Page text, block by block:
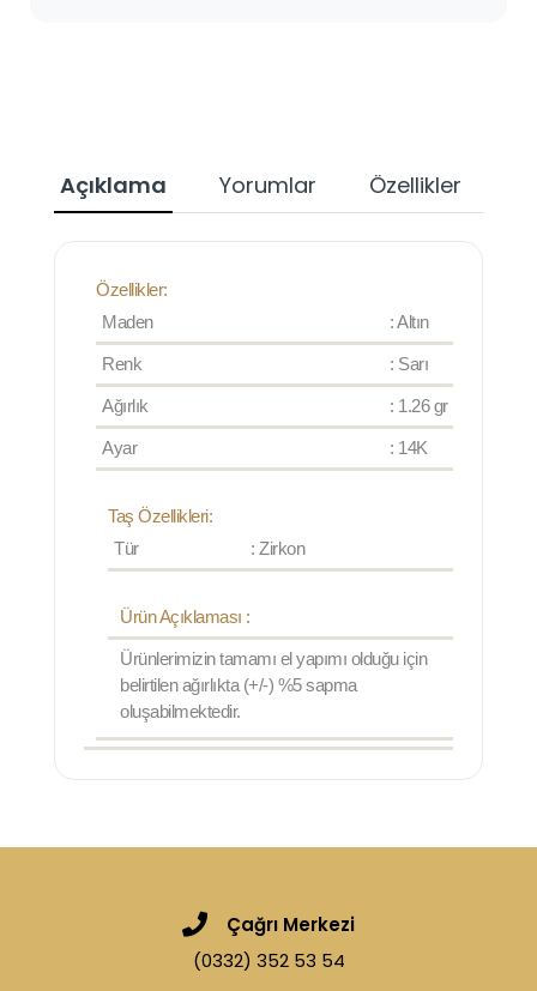
Açıklama Yorumlar Özellikler
Özellikler:
Maden
: Altın
Renk : Sarı
Ağırlık : 1.26 gr
Ayar : 14K
Taş Özellikleri:
Tür
: Zirkon
Ürün Açıklaması :
Ürünlerimizin tamamı el yapımı olduğu için
belirtilen ağırlıkta (+/-) %5 sapma
oluşabilmektedir.
Çağrı Merkezi
(0332) 352 53 54